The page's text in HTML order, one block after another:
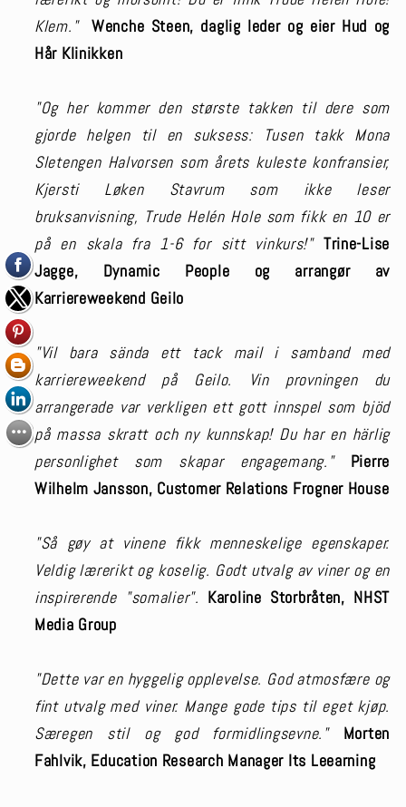
Klem."Wenche Steen, daglig leder og eier Hud og
Hår Klinikken
"Og her kommer den største takken til dere som
gjorde helgen til en suksess: Tusen takk Mona
Sletengen Halvorsen som årets kuleste konfransier,
Kjersti Løken Stavrum som ikke leser
bruksanvisning, Trude Helén Hole som fikk en 10 er
på en skala fra 1-6 for sitt vinkurs!" Trine-Lise
Jagge, Dynamic People og arrangør av
Karriereweekend Geilo
"Vil bara sända ett tack mail i samband med
karriereweekend på Geilo. Vin provningen du
arrangerade var verkligen ett gott innspel som bjöd
på massa skratt och ny kunnskap! Du har en härlig
personlighet som skapar engagemang." Pierre
Wilhelm Jansson, Customer Relations Frogner House
"Så gøy at vinene fikk menneskelige egenskaper.
Veldig lærerikt og koselig. Godt utvalg av viner og en
inspirerende "somalier". Karoline Storbråten, NHST
Media Group
"Dette var en hyggelig opplevelse. God atmosfære og
fint utvalg med viner. Mange gode tips til eget kjøp.
Særegen stil og god formidlingsevne." Morten
Fahlvik, Education Research Manager Its Leearning